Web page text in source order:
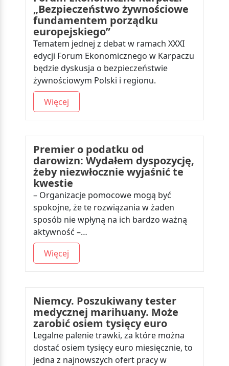
„Bezpieczeństwo żywnościowe
fundamentem porządku
europejskiego”
Tematem jednej z debat w ramach XXXI
edycji Forum Ekonomicznego w Karpaczu
będzie dyskusja o bezpieczeństwie
żywnościowym Polski i regionu.
Więcej
Premier o podatku od
darowizn: Wydałem dyspozycję,
żeby niezwłocznie wyjaśnić te
kwestie
– Organizacje pomocowe mogą być
spokojne, że te rozwiązania w żaden
sposób nie wpłyną na ich bardzo ważną
aktywność –…
Więcej
Niemcy. Poszukiwany tester
medycznej marihuany. Może
zarobić osiem tysięcy euro
Legalne palenie trawki, za które można
dostać osiem tysięcy euro miesięcznie, to
jedna z najnowszych ofert pracy w